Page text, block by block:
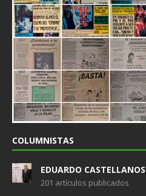
COLUMNISTAS
EDUARDO
201 artículos publicados